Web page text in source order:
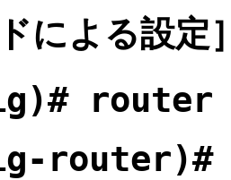
による設定
router